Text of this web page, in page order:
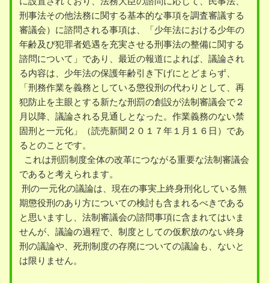
刑事法その他法務に関する基本的な事項を調査審議する
審議会）に諮問される事項は、「少年法における少年の
年齢及び犯罪者処遇を充実させる刑事法の整備に関する
諮問について」であり、最近の報道によれば、議論され
る内容は、少年法の保護年齢引き下げにとどまらず、
「刑務作業を義務としている懲役刑の代わりとして、再
犯防止を主眼とする新たな刑罰の創設が法制審議会で２
月以降、議論される見通しとなった。作業義務のない禁
固刑と一元化」（読売新聞２０１７年１月１６日）であ
るとのことです。
これは刑罰制度全体の改革につながる重要な法制審議会
であると考えられます。
刑の一元化の議論は、現在の事実上終身刑化している無
期懲役刑のあり方についての検討も含まれるべきである
と思いますし、法制審議会の諮問事項に含まれてはいま
せんが、議論の過程で、制度としての仮釈放のない終身
刑の議論や、死刑制度の存廃についての議論も、ないと
は限りません。